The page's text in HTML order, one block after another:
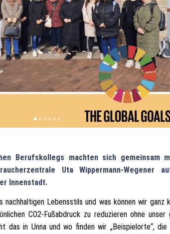
Berufskollegs machten sich gemeinsam
Uta Wippermann-Wegener
Innenstadt.
nachhaltigen Lebensstils und was können wir ganz
CO2-Fußabdruck zu reduzieren ohne unser
das in Unna und wo finden wir „Beispielorte“, die